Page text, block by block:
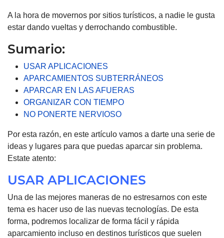
A la hora de movernos por sitios turísticos, a nadie le gusta
estar dando vueltas y derrochando combustible.
Sumario:
USAR APLICACIONES
APARCAMIENTOS SUBTERRÁNEOS
APARCAR EN LAS AFUERAS
ORGANIZAR CON TIEMPO
NO PONERTE NERVIOSO
Por esta razón, en este artículo vamos a darte una serie de
ideas y lugares para que puedas aparcar sin problema.
Estate atento:
USAR APLICACIONES
Una de las mejores maneras de no estresarnos con este
tema es hacer uso de las nuevas tecnologías. De esta
forma, podremos localizar de forma fácil y rápida
aparcamiento incluso en destinos turísticos que suelen